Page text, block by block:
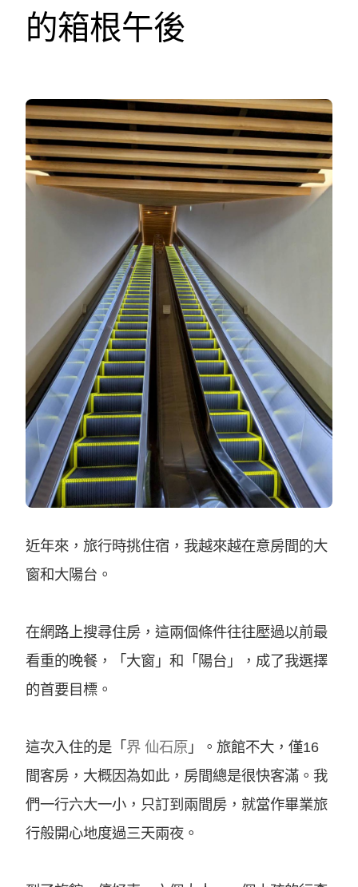
的箱根午後
近年來，旅行時挑住宿，我越來越在意房間的大
窗和大陽台。
在網路上搜尋住房，這兩個條件往往壓過以前最
看重的晚餐，「大窗」和「陽台」，成了我選擇
的首要目標。
這次入住的是「 界 仙石原 」。旅館不大，僅16
間客房，大概因為如此，房間總是很快客滿。我
們一行六大一小，只訂到兩間房，就當作畢業旅
行般開心地度過三天兩夜。